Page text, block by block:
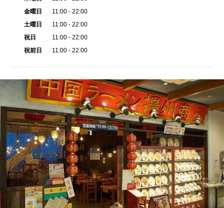
金曜日
11:00 - 22:00
土曜日
11:00 - 22:00
祝日
11:00 - 22:00
祝前日
11:00 - 22:00